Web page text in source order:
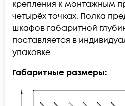
крепления к монтажным
четырёх точках. Полка
шкафов габаритной
поставляется в
упаковке.
​Габаритные размеры: